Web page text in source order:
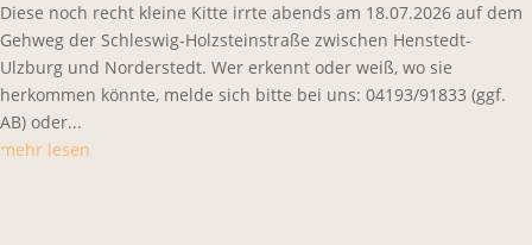
Diese noch recht kleine Kitte irrte abends am 18.07.2026 auf dem
Gehweg der Schleswig-Holzsteinstraße zwischen Henstedt-
Ulzburg und Norderstedt. Wer erkennt oder weiß, wo sie
herkommen könnte, melde sich bitte bei uns: 04193/91833 (ggf.
AB) oder...
mehr lesen